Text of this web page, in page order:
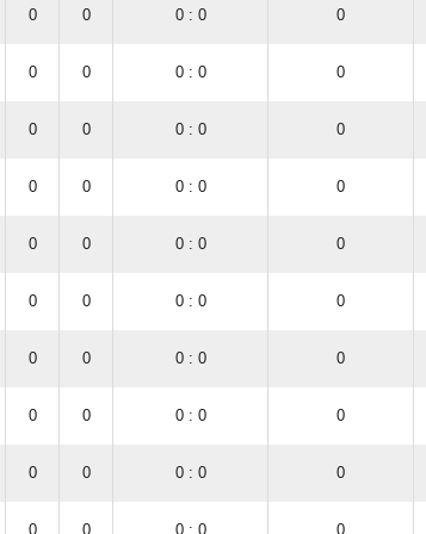
0 0 0 : 0 0
0 0 0 : 0 0
0 0 0 : 0 0
0 0 0 : 0 0
0 0 0 : 0 0
0 0 0 : 0 0
0 0 0 : 0 0
0 0 0 : 0 0
0 0 0 : 0 0
0 0 0 : 0 0